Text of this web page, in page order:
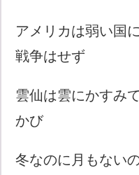
アメリカは弱い国
戦争はせず
雲仙は雲にかすみ
かび
冬なのに月もない